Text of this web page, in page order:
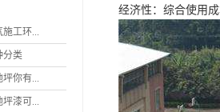
施工环...
分类
你有...
漆可...
经济性：综合使用